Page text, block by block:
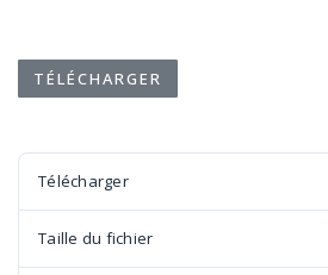
TÉLÉCHARGER
Télécharger
Taille du fichier